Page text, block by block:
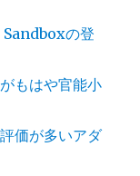
Sandboxの登
もはや官能小
価が多いアダ